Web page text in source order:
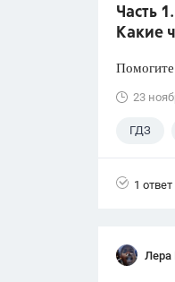
Часть
Какие
23
ГДЗ
1 ответ
Лера